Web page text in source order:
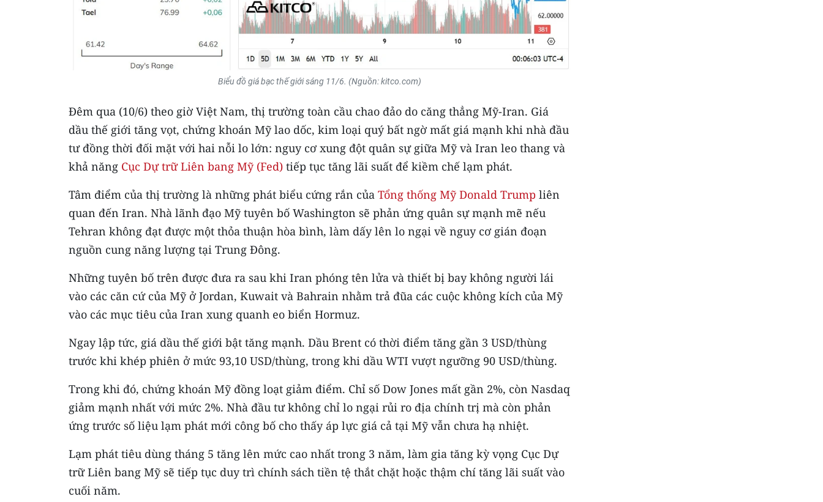
Biểu đồ giá bạc thế giới sáng 11/6. (Nguồn: kitco.com)
​Đêm qua (10/6) theo giờ Việt Nam, thị trường toàn cầu chao đảo do căng thẳng Mỹ-Iran. Giá
dầu thế giới tăng vọt, chứng khoán Mỹ lao dốc, kim loại quý bất ngờ mất giá mạnh khi nhà đầu
tư đồng thời đối mặt với hai nỗi lo lớn: nguy cơ xung đột quân sự giữa Mỹ và Iran leo thang và
khả năng Cục Dự trữ Liên bang Mỹ (Fed) tiếp tục tăng lãi suất để kiềm chế lạm phát.
​Tâm điểm của thị trường là những phát biểu cứng rắn của Tổng thống Mỹ Donald Trump liên
quan đến Iran. Nhà lãnh đạo Mỹ tuyên bố Washington sẽ phản ứng quân sự mạnh mẽ nếu
Tehran không đạt được một thỏa thuận hòa bình, làm dấy lên lo ngại về nguy cơ gián đoạn
nguồn cung năng lượng tại Trung Đông.
Những tuyên bố trên được đưa ra sau khi Iran phóng tên lửa và thiết bị bay không người lái
vào các căn cứ của Mỹ ở Jordan, Kuwait và Bahrain nhằm trả đũa các cuộc không kích của Mỹ
vào các mục tiêu của Iran xung quanh eo biển Hormuz.
Ngay lập tức, giá dầu thế giới bật tăng mạnh. Dầu Brent có thời điểm tăng gần 3 USD/thùng
trước khi khép phiên ở mức 93,10 USD/thùng, trong khi dầu WTI vượt ngưỡng 90 USD/thùng.
Trong khi đó, chứng khoán Mỹ đồng loạt giảm điểm. Chỉ số Dow Jones mất gần 2%, còn Nasdaq
giảm mạnh nhất với mức 2%. Nhà đầu tư không chỉ lo ngại rủi ro địa chính trị mà còn phản
ứng trước số liệu lạm phát mới công bố cho thấy áp lực giá cả tại Mỹ vẫn chưa hạ nhiệt.
Lạm phát tiêu dùng tháng 5 tăng lên mức cao nhất trong 3 năm, làm gia tăng kỳ vọng Cục Dự
trữ Liên bang Mỹ sẽ tiếp tục duy trì chính sách tiền tệ thắt chặt hoặc thậm chí tăng lãi suất vào
cuối năm.